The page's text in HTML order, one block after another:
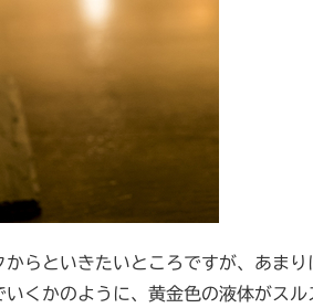
らといきたいところですが、あまり
くかのように、黄金色の液体がスル